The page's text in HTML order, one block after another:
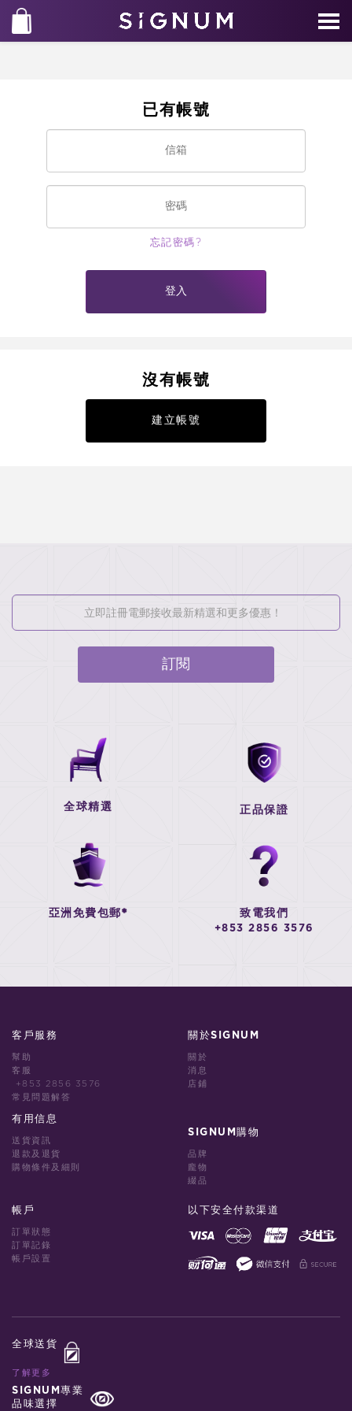
已有帳號
忘記密碼?
登入
沒有帳號
建立帳號
訂閱
全球精選 正品保證
亞洲免費包郵* 致電我們
+853 2856 3576
客戶服務
幫助
客服
+853 2856 3576
常見問題解答
有用信息
送貨資訊
退款及退貨
購物條件及細則
關於SIGNUM
關於
消息
店鋪
SIGNUM購物
品牌
龐物
綴品
帳戶
訂單狀態
訂單記錄
帳戶設置
以下安全付款渠道
全球送貨
了解更多
SIGNUM專業
品味選擇